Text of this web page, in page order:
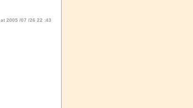
at 2005 /07 /26 22 :43